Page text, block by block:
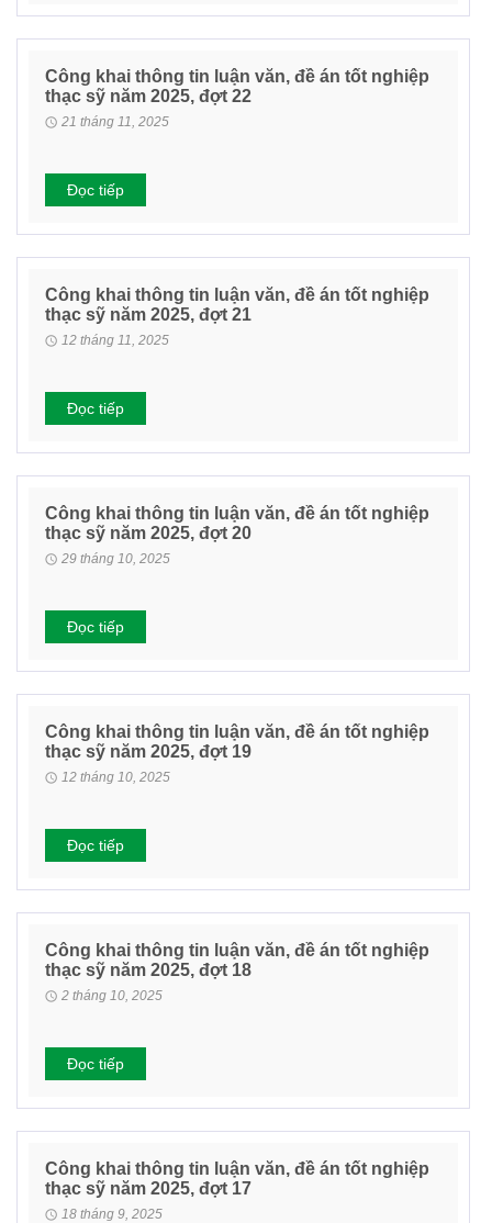
Công khai thông tin luận văn, đề án tốt nghiệp
thạc sỹ năm 2025, đợt 22
21 tháng 11, 2025
Đọc tiếp
Công khai thông tin luận văn, đề án tốt nghiệp
thạc sỹ năm 2025, đợt 21
12 tháng 11, 2025
Đọc tiếp
Công khai thông tin luận văn, đề án tốt nghiệp
thạc sỹ năm 2025, đợt 20
29 tháng 10, 2025
Đọc tiếp
Công khai thông tin luận văn, đề án tốt nghiệp
thạc sỹ năm 2025, đợt 19
12 tháng 10, 2025
Đọc tiếp
Công khai thông tin luận văn, đề án tốt nghiệp
thạc sỹ năm 2025, đợt 18
2 tháng 10, 2025
Đọc tiếp
Công khai thông tin luận văn, đề án tốt nghiệp
thạc sỹ năm 2025, đợt 17
18 tháng 9, 2025